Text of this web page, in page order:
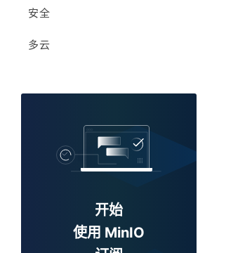
安全
多云
开始
使用 MinIO